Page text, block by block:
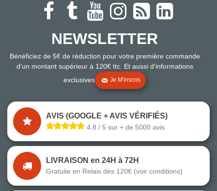
NEWSLETTER
Bénéficiez de 5€ de réduction pour votre première commande
d'un montant supérieur à 120€ ttc. Et aussi d'informations
exclusives
Je M'inscris
AVIS (GOOGLE + AVIS VÉRIFIÉS)
4.8 / 5 sur + de 5000 avis
LIVRAISON en 24H à 72H
Gratuite en Relais dès 120€ (voir conditions)